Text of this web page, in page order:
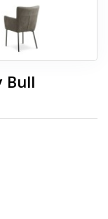
Bull